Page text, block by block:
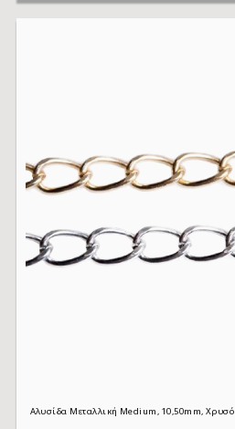
Αλυσίδα Μεταλλική Medium, 10,50mm, Χρυσό